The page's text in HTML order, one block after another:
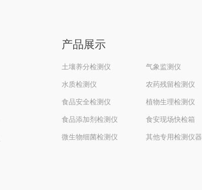
产品展示
土壤养分检测仪 气象监测仪
水质检测仪 农药残留检测仪
食品安全检测仪 植物生理检测仪
食品添加剂检测仪 食安现场快检箱
微生物细菌检测仪 其他专用检测仪器